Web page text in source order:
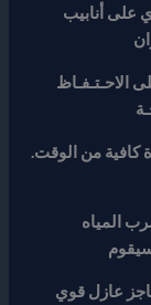
على أنابيب
الاحـتـفـاظ
كافية من الوقت.
المياه
عازل قوي